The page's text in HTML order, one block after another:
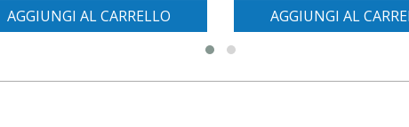
AGGIUNGI AL CARRELLO AGGIUNGI AL